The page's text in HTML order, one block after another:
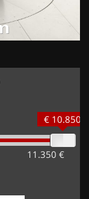
11.350 €
€ 10.850